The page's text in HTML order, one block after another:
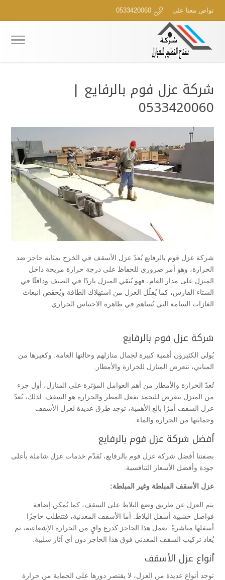
تواص معنا على 0533420060
شركة عزل فوم بالرفايع |
0533420060
شركة عزل فوم بالرفايع يُعدّ عزل الأسقف في الخرج بمثابة حاجز ضد
الحرارة، وهو أمر ضروري للحفاظ على درجة حرارة مريحة داخل
المنزل على مدار العام، فهو يُبقي المنزل باردًا في الصيف ودافئًا في
الشتاء القارس، كما يُقلّل العزل من استهلاك الطاقة ويُخفّض انبعاث
الغازات السامة التي تُساهم في ظاهرة الاحتباس الحراري.
شركة عزل فوم بالرفايع
يُولي الكثيرون أهمية كبيرة لجمال منازلهم وحالتها العامة. وكغيرها من
المباني، تتعرض المنازل للحرارة والأمطار.
تُعدّ الحرارة والأمطار من أهم العوامل المؤثرة على المنازل، أول جزء
من المنزل يتعرض للتجمد بفعل المطر والحرارة هو السقف. لذلك، يُعدّ
عزل السقف أمرًا بالغ الأهمية، توجد طرق عديدة لعزل الأسقف
وحمايتها من الحرارة والماء.
أفضل شركة عزل فوم بالرفايع
بصفتنا أفضل شركة عزل فوم بالرفايع، نُقدّم خدمات عزل شاملة بأعلى
جودة وأفضل الأسعار التنافسية.
عزل الأسقف المبلطة وغير المبلطة:
يتم العزل عن طريق وضع البلاط على السقف، كما يُمكن إضافة
فواصل خشبية أسفل البلاط. أما الأسقف المعدنية، فتتطلب حاجزًا
أسفلها مباشرةً. يعمل هذا الحاجز كدرع واقٍ من الحرارة الإشعاعية، ثم
يُعاد تركيب السقف المعدني فوق هذا الحاجز دون أي آثار سلبية.
أنواع عزل الأسقف
توجد أنواع عديدة من العزل، لا يقتصر دورها على الحماية من حرارة